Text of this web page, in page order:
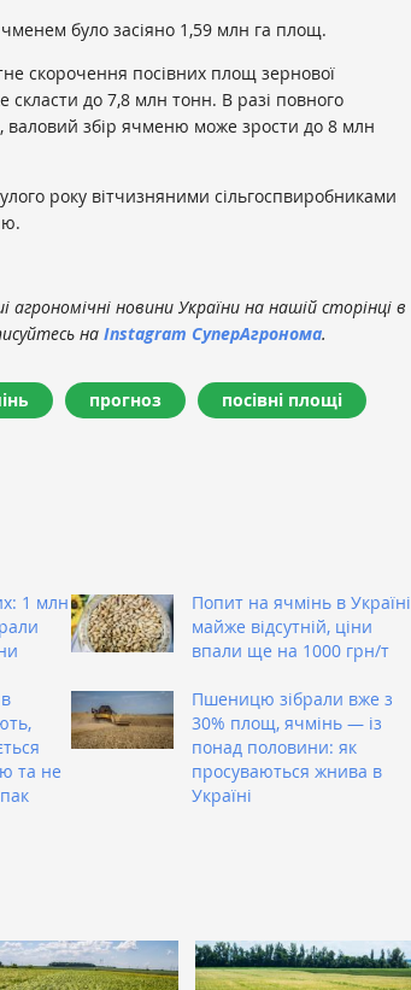
було засіяно 1,59 млн га площ.
скорочення посівних площ зернової
до 7,8 млн тонн. В разі повного
валовий збір ячменю може зрости до 8 млн
року вітчизняними сільгоспвиробниками
новини України на нашій сторінці в
на Instagram СуперАгронома.
прогноз посівні площі
1 млн
Попит на ячмінь в Україні
майже відсутній, ціни
впали ще на 1000 грн/т
та не
Пшеницю зібрали вже з
30% площ, ячмінь — із
понад половини: як
просуваються жнива в
Україні